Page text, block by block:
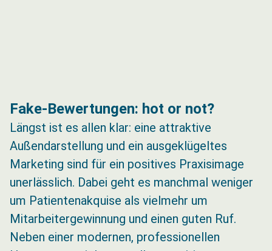
Fake-Bewertungen: hot or not?
Längst ist es allen klar: eine attraktive
Außendarstellung und ein ausgeklügeltes
Marketing sind für ein positives Praxisimage
unerlässlich. Dabei geht es manchmal weniger
um Patientenakquise als vielmehr um
Mitarbeitergewinnung und einen guten Ruf.
Neben einer modernen, professionellen